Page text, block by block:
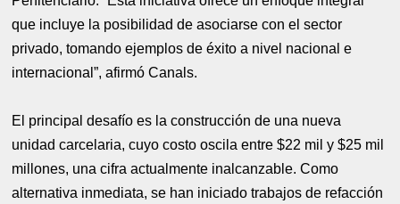
que incluye la posibilidad de asociarse con el sector
privado, tomando ejemplos de éxito a nivel nacional e
internacional”, afirmó Canals.
El principal desafío es la construcción de una nueva
unidad carcelaria, cuyo costo oscila entre $22 mil y $25 mil
millones, una cifra actualmente inalcanzable. Como
alternativa inmediata, se han iniciado trabajos de refacción